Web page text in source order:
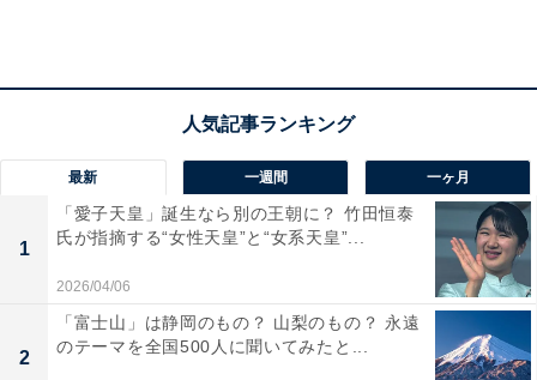
そして、新垣結衣さんは2位にランクイン。人気ドラマ
『逃げるは恥だが役に立つ』でウェディングドレスも着
用され、また星野源さんと一緒にエンディングで踊った
「恋ダンス」は多くの結婚式の余興や動画で使われるよ
うになりました。回答者からは「ガッキーのウェディン
グドレス姿の透明感はすごそう」「ガッキーは何でも似
合う！」とコメントがあがっています。
最新 一週間 一ヶ月
1
「愛子天皇」誕生なら別の王朝に？ 竹田恒泰
氏が指摘する“女性天皇”と“女系天皇”...
2026/04/06
2
「富士山」は静岡のもの？ 山梨のもの？ 永遠
のテーマを全国500人に聞いてみたと...